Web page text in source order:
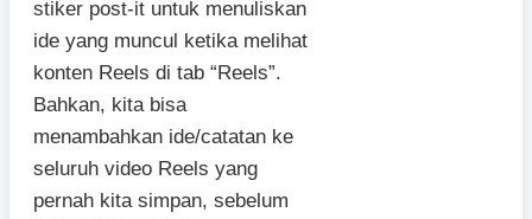
stiker post-it untuk menuliskan
ide yang muncul ketika melihat
konten Reels di tab “Reels”.
Bahkan, kita bisa
menambahkan ide/catatan ke
seluruh video Reels yang
pernah kita simpan, sebelum